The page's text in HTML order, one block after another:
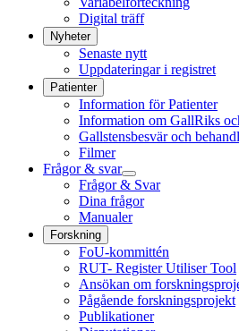
Digital träff
Nyheter
Senaste nytt
Uppdateringar i registret
Patienter
Information för Patienter
Information om GallRiks
Gallstensbesvär och
Filmer
Frågor & svar
Frågor & Svar
Dina frågor
Manualer
Forskning
FoU-kommittén
RUT- Register Utiliser Tool
Ansökan om
Pågående forskningsprojekt
Publikationer